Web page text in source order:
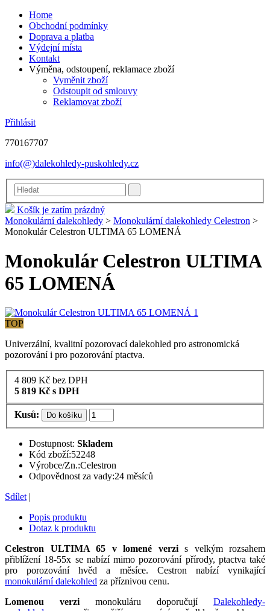
Home
Obchodní podmínky
Doprava a platba
Výdejní místa
Kontakt
Výměna, odstoupení, reklamace zboží
Vyměnit zboží
Odstoupit od smlouvy
Reklamovat zboží
Přihlásit
770167707
info(@)dalekohledy-puskohledy.cz
Košík je zatím prázdný
Monokulární dalekohledy > Monokulární dalekohledy Celestron >
Monokulár Celestron ULTIMA 65 LOMENÁ
Monokulár Celestron ULTIMA
65 LOMENÁ
TOP
Univerzální, kvalitní pozorovací dalekohled pro astronomická
pozorování i pro pozorování ptactva.
4 809 Kč bez DPH
5 819 Kč s DPH
Kusů: Do košíku
Dostupnost: Skladem
Kód zboží:52248
Výrobce/Zn.:Celestron
Odpovědnost za vady:24 měsíců
Sdílet |
Popis produktu
Dotaz k produktu
Celestron ULTIMA 65 v lomené verzi s velkým rozsahem
přiblížení 18-55x se nabízí mimo pozorování přírody, ptactva také
pro porozování hvěd a měsíce. Cestron nabízí vynikající
monokulární dalekohled za příznivou cenu.
Lomenou verzi monokuláru doporučují Dalekohledy-